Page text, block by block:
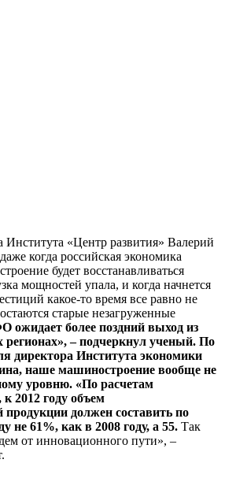
Института «Центр развития» Валерий
когда российская экономика
будет восстанавливаться
мощностей упала, и когда начнется
какое-то время все равно не
старые незагруженные
ожидает более поздний выход из
регионах», – подчеркнул ученый. По
директора Института экономики
наше машиностроение вообще не
уровню. «По расчетам
2012 году объем
должен составить по
не 61%, как в 2008 году, а 55. Так
от инновационного пути», –